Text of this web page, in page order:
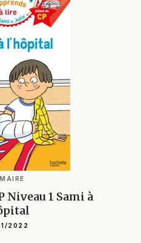
Niveau 1 Sami à
2022